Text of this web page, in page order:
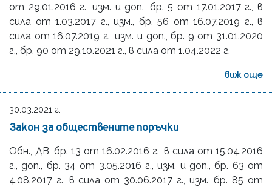
от 29.01.2016 г., изм. и доп., бр. 5 от 17.01.2017 г., в
сила от 1.03.2017 г., изм., бр. 56 от 16.07.2019 г., в
сила от 16.07.2019 г., изм. и доп., бр. 9 от 31.01.2020
г., бр. 90 от 29.10.2021 г., в сила от 1.04.2022 г.
виж още
30.03.2021 г.
Закон за обществените поръчки
Обн., ДВ, бр. 13 от 16.02.2016 г., в сила от 15.04.2016
г., доп., бр. 34 от 3.05.2016 г., изм. и доп., бр. 63 от
4.08.2017 г., в сила от 30.06.2017 г., изм., бр. 85 от